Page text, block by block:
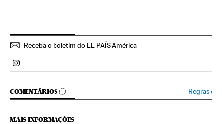
Receba o boletim do EL PAÍS América
Politica El País Brasil en Instagram
COMENTÁRIOS
COMENTÁRIOS Regras›
MAIS INFORMAÇÕES